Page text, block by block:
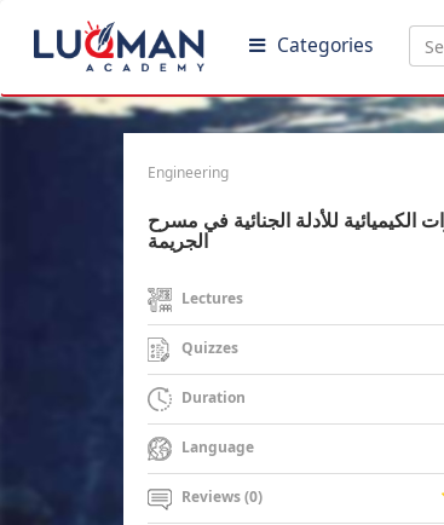
Categories
Engineering
الكيميائية للأدلة الجنائية في مسرح
الجريمة
Lectures
Quizzes
Duration
Language
Reviews (0)